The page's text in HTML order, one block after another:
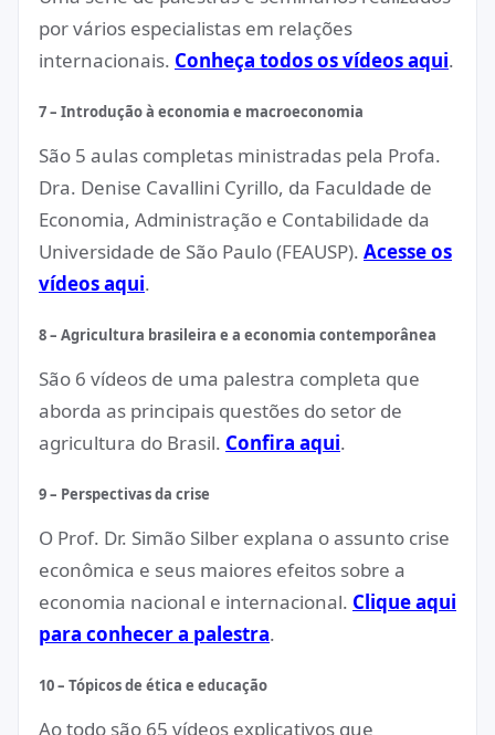
por vários especialistas em relações
internacionais. Conheça todos os vídeos aqui.
7 – Introdução à economia e macroeconomia
São 5 aulas completas ministradas pela Profa.
Dra. Denise Cavallini Cyrillo, da Faculdade de
Economia, Administração e Contabilidade da
Universidade de São Paulo (FEAUSP). Acesse os
vídeos aqui.
8 – Agricultura brasileira e a economia contemporânea
São 6 vídeos de uma palestra completa que
aborda as principais questões do setor de
agricultura do Brasil. Confira aqui.
9 – Perspectivas da crise
O Prof. Dr. Simão Silber explana o assunto crise
econômica e seus maiores efeitos sobre a
economia nacional e internacional. Clique aqui
para conhecer a palestra.
10 – Tópicos de ética e educação
Ao todo são 65 vídeos explicativos que